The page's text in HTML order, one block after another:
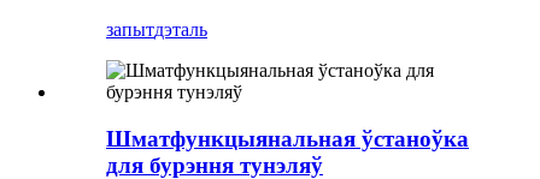
запытдэталь
Шматфункцыянальная ўстаноўка
для бурэння тунэляў